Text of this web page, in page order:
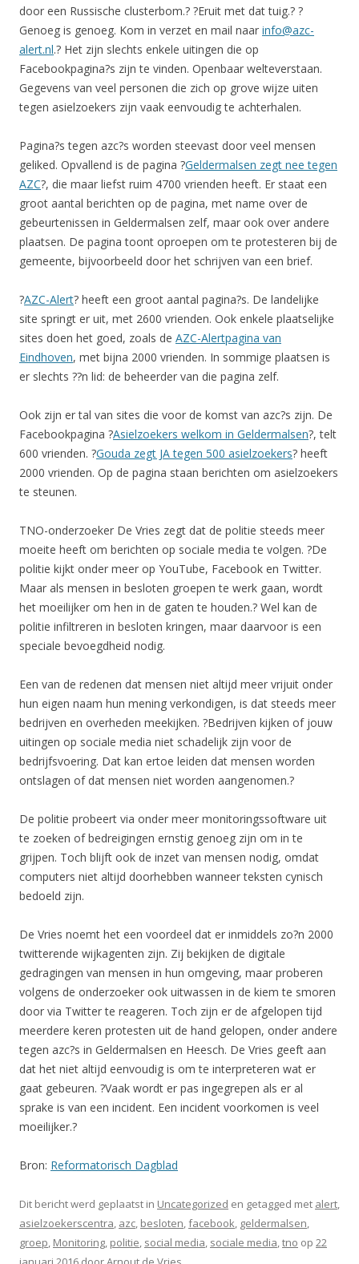
door een Russische clusterbom.? ?Eruit met dat tuig.? ?
Genoeg is genoeg. Kom in verzet en mail naar info@azc-
alert.nl.? Het zijn slechts enkele uitingen die op
Facebookpagina?s zijn te vinden. Openbaar welteverstaan.
Gegevens van veel personen die zich op grove wijze uiten
tegen asielzoekers zijn vaak eenvoudig te achterhalen.
Pagina?s tegen azc?s worden steevast door veel mensen
geliked. Opvallend is de pagina ?Geldermalsen zegt nee tegen
AZC?, die maar liefst ruim 4700 vrienden heeft. Er staat een
groot aantal berichten op de pagina, met name over de
gebeurtenissen in Geldermalsen zelf, maar ook over andere
plaatsen. De pagina toont oproepen om te protesteren bij de
gemeente, bijvoorbeeld door het schrijven van een brief.
?AZC-Alert? heeft een groot aantal pagina?s. De landelijke
site springt er uit, met 2600 vrienden. Ook enkele plaatselijke
sites doen het goed, zoals de AZC-Alertpagina van
Eindhoven, met bijna 2000 vrienden. In sommige plaatsen is
er slechts ??n lid: de beheerder van die pagina zelf.
Ook zijn er tal van sites die voor de komst van azc?s zijn. De
Facebookpagina ?Asielzoekers welkom in Geldermalsen?, telt
600 vrienden. ?Gouda zegt JA tegen 500 asielzoekers? heeft
2000 vrienden. Op de pagina staan berichten om asielzoekers
te steunen.
TNO-onderzoeker De Vries zegt dat de politie steeds meer
moeite heeft om berichten op sociale media te volgen. ?De
politie kijkt onder meer op YouTube, Facebook en Twitter.
Maar als mensen in besloten groepen te werk gaan, wordt
het moeilijker om hen in de gaten te houden.? Wel kan de
politie infiltreren in besloten kringen, maar daarvoor is een
speciale bevoegdheid nodig.
Een van de redenen dat mensen niet altijd meer vrijuit onder
hun eigen naam hun mening verkondigen, is dat steeds meer
bedrijven en overheden meekijken. ?Bedrijven kijken of jouw
uitingen op sociale media niet schadelijk zijn voor de
bedrijfsvoering. Dat kan ertoe leiden dat mensen worden
ontslagen of dat mensen niet worden aangenomen.?
De politie probeert via onder meer monitoringssoftware uit
te zoeken of bedreigingen ernstig genoeg zijn om in te
grijpen. Toch blijft ook de inzet van mensen nodig, omdat
computers niet altijd doorhebben wanneer teksten cynisch
bedoeld zijn.
De Vries noemt het een voordeel dat er inmiddels zo?n 2000
twitterende wijkagenten zijn. Zij bekijken de digitale
gedragingen van mensen in hun omgeving, maar proberen
volgens de onderzoeker ook uitwassen in de kiem te smoren
door via Twitter te reageren. Toch zijn er de afgelopen tijd
meerdere keren protesten uit de hand gelopen, onder andere
tegen azc?s in Geldermalsen en Heesch. De Vries geeft aan
dat het niet altijd eenvoudig is om te interpreteren wat er
gaat gebeuren. ?Vaak wordt er pas ingegrepen als er al
sprake is van een incident. Een incident voorkomen is veel
moeilijker.?
Bron: Reformatorisch Dagblad
Dit bericht werd geplaatst in Uncategorized en getagged met alert,
asielzoekerscentra, azc, besloten,facebook, geldermalsen,
groep, Monitoring, politie, social media, sociale media,tno op 22